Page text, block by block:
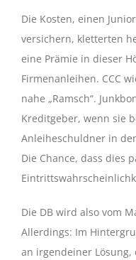
Die Kosten, einen
versichern, kletterten
eine Prämie in dieser
Firmenanleihen. CCC
nahe „Ramsch“.
Kreditgeber, wenn sie
Anleiheschuldner in
Die Chance, dass dies
Die DB wird also vom
Allerdings: Im
an irgendeiner